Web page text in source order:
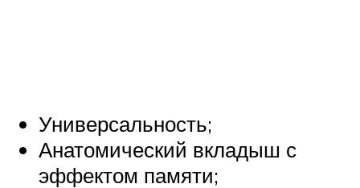
Универсальность;
Анатомический вкладыш с
эффектом памяти;